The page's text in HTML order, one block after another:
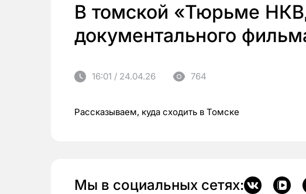
В томской «Тюрьме
документального
16:01 / 24.04.26 764
Рассказываем, куда сходить в Томске
Мы в социальных сетях: